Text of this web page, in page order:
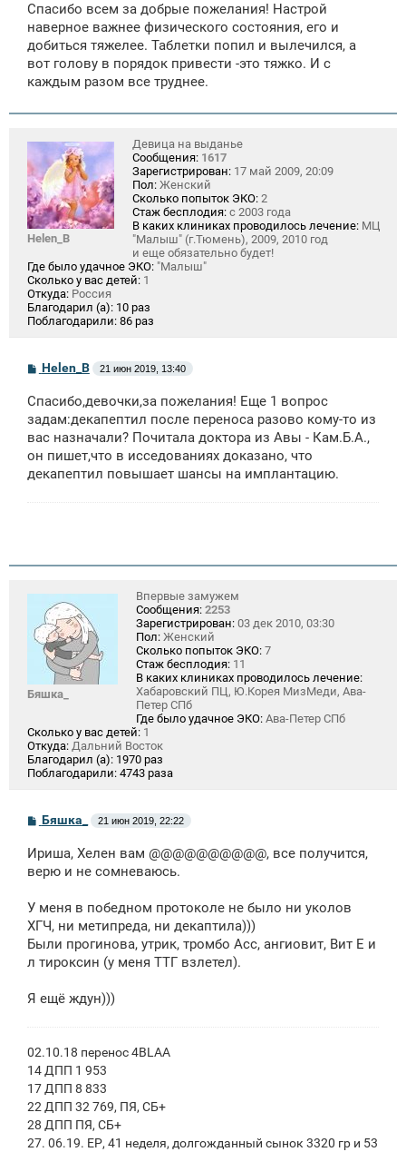
б
щ
н
и
Спасибо всем за добрые пожелания! Настрой
наверное важнее физического состояния, его и
добиться тяжелее. Таблетки попил и вылечился, а
вот голову в порядок привести -это тяжко. И с
каждым разом все труднее.
Helen_B
Девица на выданье
Сообщения: 1617
Зарегистрирован: 17 май 2009, 20:09
Пол: Женский
Сколько попыток ЭКО: 2
Стаж бесплодия: с 2003 года
В каких клиниках проводилось лечение: МЦ
"Малыш" (г.Тюмень), 2009, 2010 год
и еще обязательно будет!
Где было удачное ЭКО: "Малыш"
Сколько у вас детей: 1
Откуда: Россия
Благодарил (а): 10 раз
Поблагодарили: 86 раз
С
б
щ
е
н
и
Helen_B 21 июн 2019, 13:40
Спасибо,девочки,за пожелания! Еще 1 вопрос
задам:декапептил после переноса разово кому-то из
вас назначали? Почитала доктора из Авы - Кам.Б.А.,
он пишет,что в исседованиях доказано, что
декапептил повышает шансы на имплантацию.
Бяшка_
Впервые замужем
Сообщения: 2253
Зарегистрирован: 03 дек 2010, 03:30
Пол: Женский
Сколько попыток ЭКО: 7
Стаж бесплодия: 11
В каких клиниках проводилось лечение:
Хабаровский ПЦ, Ю.Корея МизМеди, Ава-
Петер СПб
Где было удачное ЭКО: Ава-Петер СПб
Сколько у вас детей: 1
Откуда: Дальний Восток
Благодарил (а): 1970 раз
Поблагодарили: 4743 раза
С
б
щ
и
е
Бяшка_ 21 июн 2019, 22:22
Ириша, Хелен вам @@@@@@@@@@, все получится,
верю и не сомневаюсь.
У меня в победном протоколе не было ни уколов
ХГЧ, ни метипреда, ни декаптила)))
Были прогинова, утрик, тромбо Асс, ангиовит, Вит Е и
л тироксин (у меня ТТГ взлетел).
Я ещё ждун)))
02.10.18 перенос 4BLAA
14 ДПП 1 953
17 ДПП 8 833
22 ДПП 32 769, ПЯ, СБ+
28 ДПП ПЯ, СБ+
27. 06.19. ЕР, 41 неделя, долгожданный сынок 3320 гр и 53